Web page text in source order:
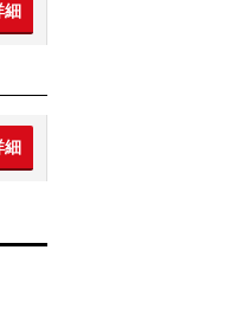
細
細